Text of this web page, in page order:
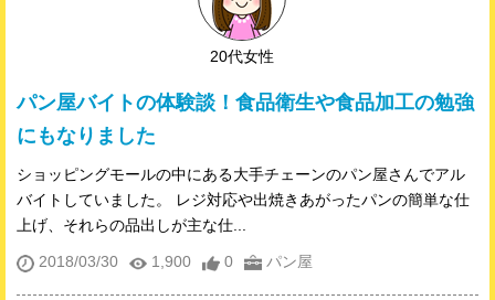
20代女性
パン屋バイトの体験談！食品衛生や食品加工の勉強
にもなりました
ショッピングモールの中にある大手チェーンのパン屋さんでアル
バイトしていました。 レジ対応や出焼きあがったパンの簡単な仕
上げ、それらの品出しが主な仕...
2018/03/30 1,900 0 パン屋